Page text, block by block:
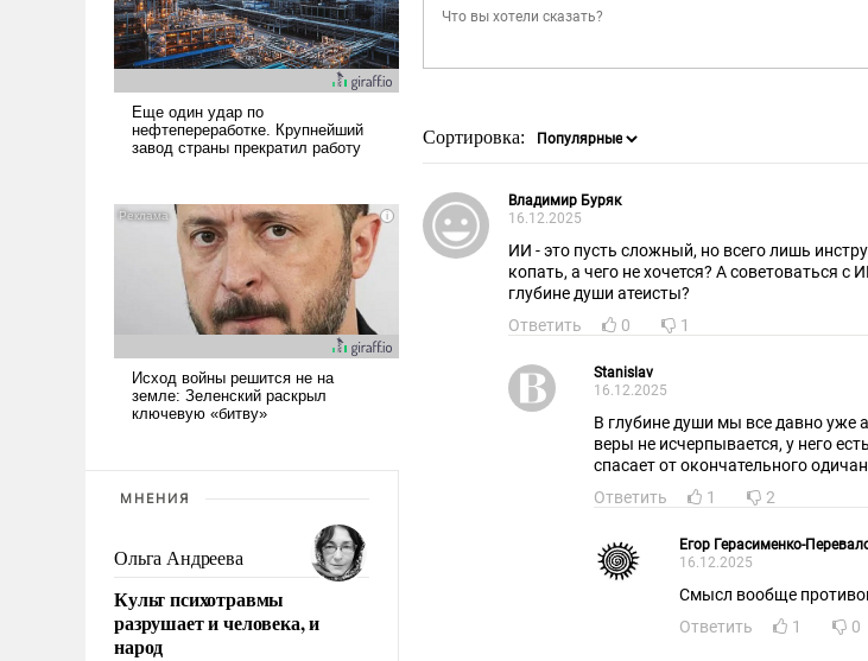
МНЕНИЯ
Ольга Андреева
Культ психотравмы
разрушает и человека, и
народ
Сортировка:
Владимир Буряк
16.12.2025
ИИ - это пусть сложный, но всего лишь
копать, а чего не хочется? А советоваться
глубине души атеисты?
Ответить
0 1
Stanislav
16.12.2025
В глубине души мы все давно уже
веры не исчерпывается, у него
спасает от окончательного
Ответить
1 2
Егор Герасименко-
16.12.2025
Смысл вообще
Ответить
1 0